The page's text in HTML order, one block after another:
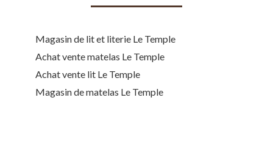
Magasin de lit et literie Le Temple
Achat vente matelas Le Temple
Achat vente lit Le Temple
Magasin de matelas Le Temple